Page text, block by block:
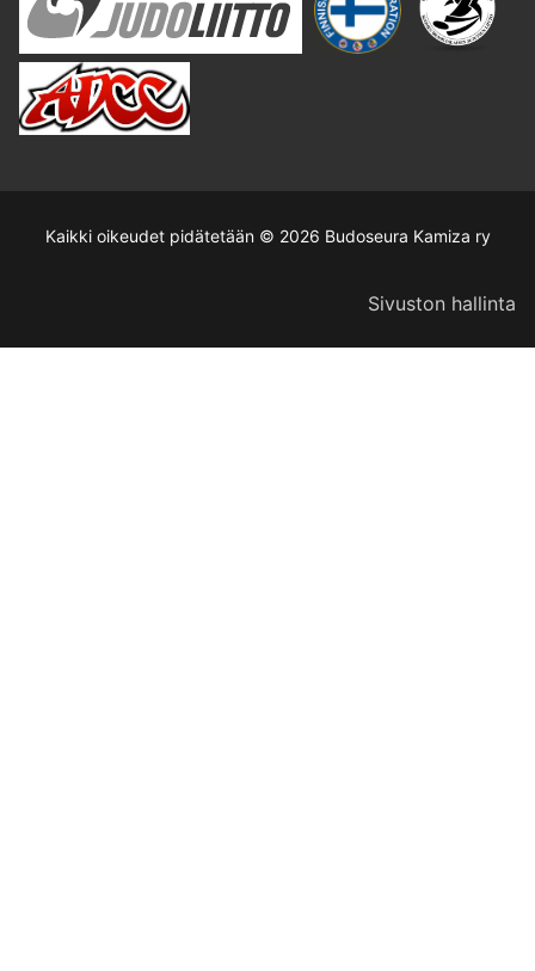
Kaikki oikeudet pidätetään © 2026 Budoseura Kamiza ry
Sivuston hallinta